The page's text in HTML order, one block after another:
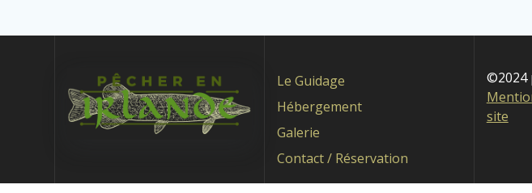
Le Guidage
Hébergement
Galerie
Contact / Réservation
©2024
site